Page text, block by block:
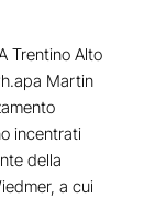
Trentino Alto
Martin
incentrati
della
a cui